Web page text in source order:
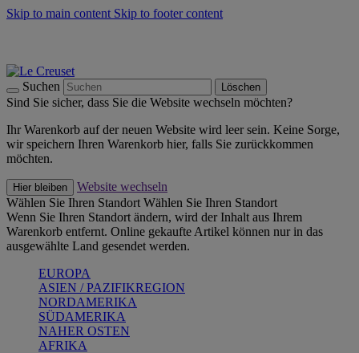
Skip to main content Skip to footer content
Suchen Löschen
Sind Sie sicher, dass Sie die Website wechseln möchten?
Ihr Warenkorb auf der neuen Website wird leer sein. Keine Sorge,
wir speichern Ihren Warenkorb hier, falls Sie zurückkommen
möchten.
Hier bleiben
Website wechseln
Wählen Sie Ihren Standort Wählen Sie Ihren Standort
Wenn Sie Ihren Standort ändern, wird der Inhalt aus Ihrem
Warenkorb entfernt. Online gekaufte Artikel können nur in das
ausgewählte Land gesendet werden.
EUROPA
ASIEN / PAZIFIKREGION
NORDAMERIKA
SÜDAMERIKA
NAHER OSTEN
AFRIKA